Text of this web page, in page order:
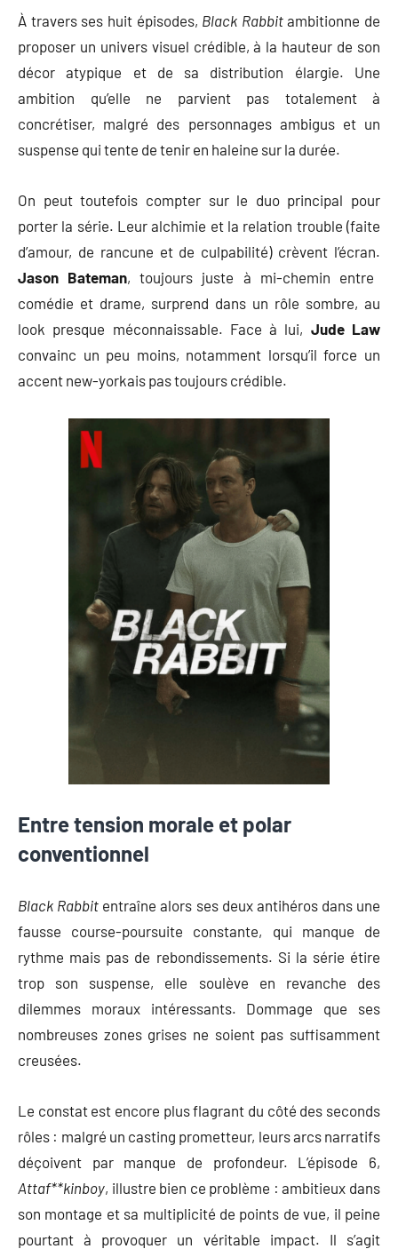
À travers ses huit épisodes, Black Rabbitambitionne de
proposer un univers visuel crédible, à la hauteur de son
décor atypique et de sa distribution élargie. Une
ambition qu’elle ne parvient pas totalement à
concrétiser, malgré des personnages ambigus et un
suspense qui tente de tenir en haleine sur la durée.
On peut toutefois compter sur le duo principal pour
porter la série. Leur alchimie et la relation trouble (faite
d’amour, de rancune et de culpabilité) crèvent l’écran.
Jason Bateman, toujours juste à mi-chemin entre
comédie et drame, surprend dans un rôle sombre, au
look presque méconnaissable. Face à lui, Jude Law
convainc un peu moins, notamment lorsqu’il force un
accent new-yorkais pas toujours crédible.
Entre tension morale et polar
conventionnel
Black Rabbit entraîne alors ses deux antihéros dans une
fausse course-poursuite constante, qui manque de
rythme mais pas de rebondissements. Si la série étire
trop son suspense, elle soulève en revanche des
dilemmes moraux intéressants. Dommage que ses
nombreuses zones grises ne soient pas suffisamment
creusées.
Le constat est encore plus flagrant du côté des seconds
rôles : malgré un casting prometteur, leurs arcs narratifs
déçoivent par manque de profondeur. L’épisode 6,
Attaf**kinboy, illustre bien ce problème : ambitieux dans
son montage et sa multiplicité de points de vue, il peine
pourtant à provoquer un véritable impact. Il s’agit